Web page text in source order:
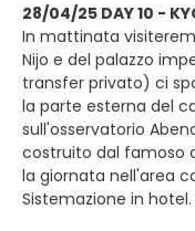
28/04/25 DAY 10 -
In mattinata
Nijo e del palazzo
transfer privato) ci
la parte esterna del
sull'osservatorio
costruito dal famoso
la giornata nell'area
Sistemazione in hotel.